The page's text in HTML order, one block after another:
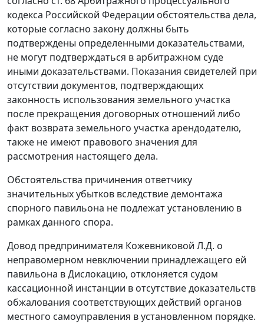
кодекса Российской Федерации обстоятельства дела,
которые согласно закону должны быть
подтверждены определенными доказательствами,
не могут подтверждаться в арбитражном суде
иными доказательствами. Показания свидетелей при
отсутствии документов, подтверждающих
законность использования земельного участка
после прекращения договорных отношений либо
факт возврата земельного участка арендодателю,
также не имеют правового значения для
рассмотрения настоящего дела.
Обстоятельства причинения ответчику
значительных убытков вследствие демонтажа
спорного павильона не подлежат установлению в
рамках данного спора.
Довод предпринимателя Кожевниковой Л.Д. о
неправомерном невключении принадлежащего ей
павильона в Дислокацию, отклоняется судом
кассационной инстанции в отсутствие доказательств
обжалования соответствующих действий органов
местного самоуправления в установленном порядке.